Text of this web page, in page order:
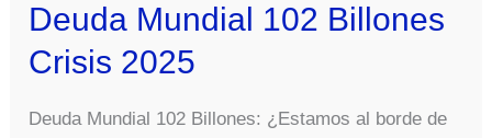
Deuda Mundial 102 Billones
Crisis 2025
Deuda Mundial 102 Billones: ¿Estamos al borde de